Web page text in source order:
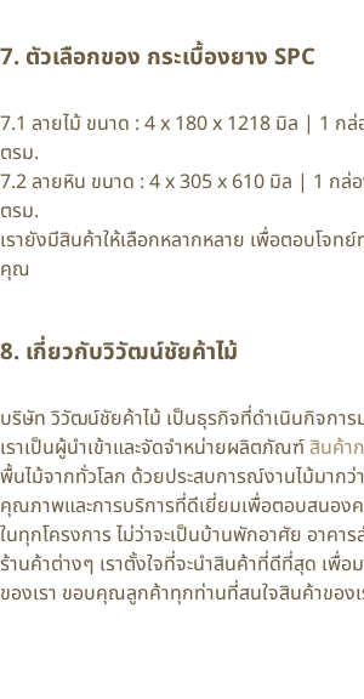
7. ตัวเลือกของ กระเบื้องยาง SPC
7.1 ลายไม้ ขนาด : 4 x 180 x 1218 มิล | 1 ก
ตรม.
7.2 ลายหิน ขนาด : 4 x 305 x 610 มิล | 1 กล่
ตรม.
เรายังมีสินค้าให้เลือกหลากหลาย เพื่อตอบโจท
คุณ
8. เกี่ยวกับวิวัฒน์ชัยค้าไม้
บริษัท วิวัฒน์ชัยค้าไม้ เป็นธุรกิจที่ดำเนินกิจการ
เราเป็นผู้นำเข้าและจัดจำหน่ายผลิตภัณฑ์สินค้า
พื้นไม้จากทั่วโลก ด้วยประสบการณ์งานไม้มากว่
คุณภาพและการบริการที่ดีเยี่ยมเพื่อตอบสนอง
ในทุกโครงการ ไม่ว่าจะเป็นบ้านพักอาศัย อาคา
ร้านค้าต่างๆ เราตั้งใจที่จะนำสินค้าที่ดีที่สุด เพื่
ของเรา ขอบคุณลูกค้าทุกท่านที่สนใจสินค้าของ